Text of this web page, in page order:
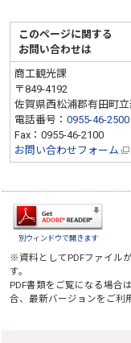
このページに関する
お問い合わせは
商工観光課
〒849-4192
佐賀県西松浦郡有田町
電話番号：0955-46-2500
Fax：0955-46-2100
お問い合わせフォーム
別ウィンドウで開きます
※資料としてPDFファイル
す。
PDF書類をご覧になる場合
合、最新バージョンをご利